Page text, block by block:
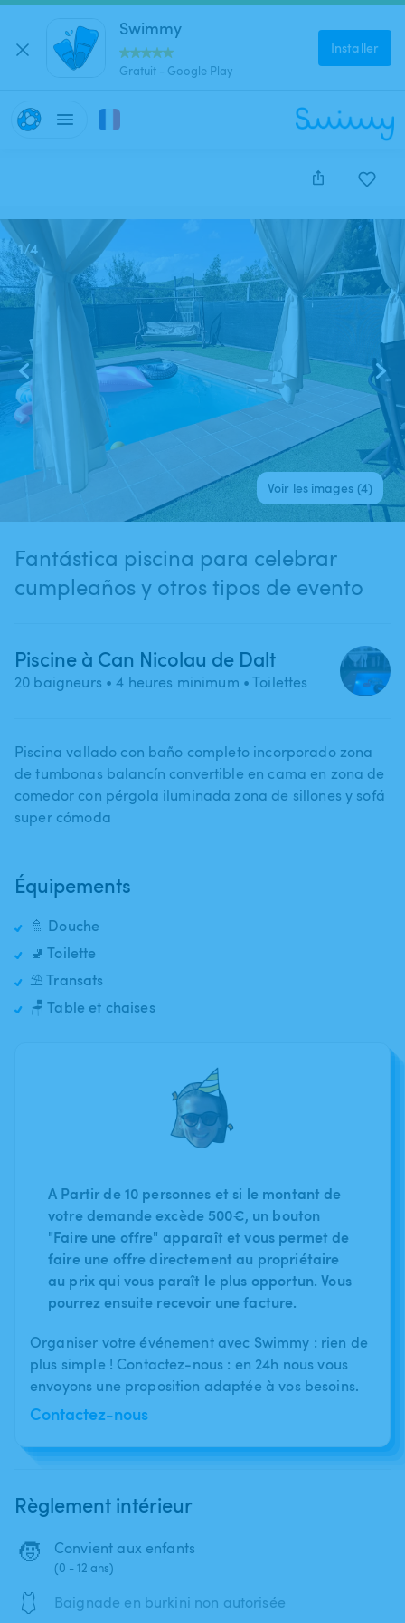
Swimmy
Gratuit - Google Play
Installer
Cette annonce est close et ne peut être réservée.
1/4
Voir les images (4)
Fantástica piscina para celebrar
cumpleaños y otros tipos de evento
Piscine à Can Nicolau de Dalt
20 baigneurs • 4 heures minimum • Toilettes
Piscina vallado con baño completo incorporado zona
de tumbonas balancín convertible en cama en zona de
comedor con pérgola iluminada zona de sillones y sofá
super cómoda
Équipements
🚿 Douche
🚽 Toilette
⛱️ Transats
🪑 Table et chaises
A Partir de 10 personnes et si le montant de
votre demande excède 500€, un bouton
"Faire une offre" apparaît et vous permet de
faire une offre directement au propriétaire
au prix qui vous paraît le plus opportun. Vous
pourrez ensuite recevoir une facture.
Organiser votre événement avec Swimmy : rien de
plus simple ! Contactez-nous : en 24h nous vous
envoyons une proposition adaptée à vos besoins.
Contactez-nous
Règlement intérieur
🧒 Convient aux enfants
(0 - 12 ans)
🩱 Baignade en burkini non autorisée